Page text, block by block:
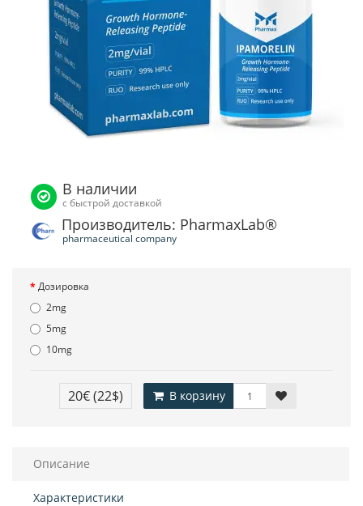
В наличии
с быстрой доставкой
Производитель: PharmaxLab®
pharmaceutical company
Дозировка
2mg
5mg
10mg
20€(22$) В корзину
Описание
Характеристики